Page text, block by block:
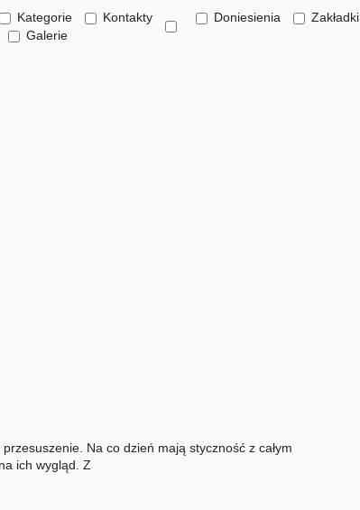
Kategorie Kontakty Doniesienia
Zakładki
Galerie
Na co dzień mają styczność z całym
ich wygląd. Z